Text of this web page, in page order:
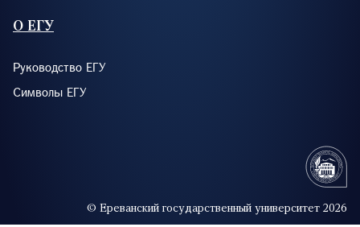
О ЕГУ
Руководство ЕГУ
Символы ЕГУ
© Ереванский государственный университет 2026